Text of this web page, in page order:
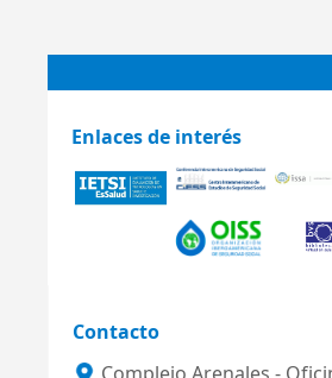
Enlaces de interés
Contacto